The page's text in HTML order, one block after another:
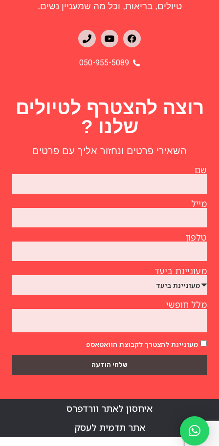
טיולים, בריאות, וכל מה שמעניין נשים.
050-955-5089
רוצה להצטרף לטיולים
שלנו ?
השאירי פרטים ונחזור אליך עם פרטים
שם
מייל
טלפון
מעוניינת ביעד
מלל חופשי
מעוניינת להצטרך לקבוצת הוואטאספ
שלחי הודעה
איחסון לאתר וורדפרס
אתר תדמית לעסק